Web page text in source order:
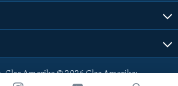
Glas Amerike © 2026 Glas Amerike: